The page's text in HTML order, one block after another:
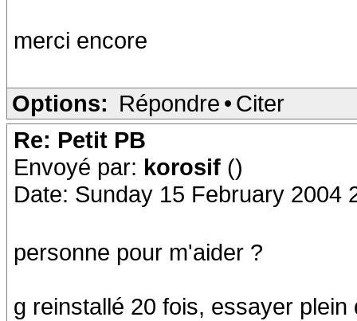
merci encore
Options: Répondre • Citer
Re: Petit PB
Envoyé par: korosif ()
Date: Sunday 15 February 2004
personne pour m'aider ?
g reinstallé 20 fois, essayer